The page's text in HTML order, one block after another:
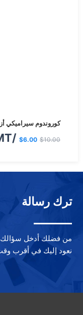
كوروندوم سيراميكي
$10.00
الأصلي
$10.00.
$6.00
$6.00.
/MT
ترك رسالة
من فضلك أدخل سؤالك
نعود إليك في أقرب